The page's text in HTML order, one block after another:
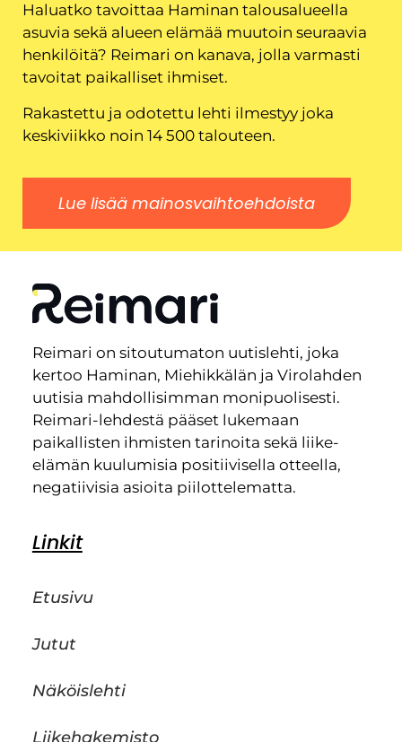
Haluatko tavoittaa Haminan talousalueella
asuvia sekä alueen elämää muutoin seuraavia
henkilöitä? Reimari on kanava, jolla varmasti
tavoitat paikalliset ihmiset.
Rakastettu ja odotettu lehti ilmestyy joka
keskiviikko noin 14 500 talouteen.
Lue lisää mainosvaihtoehdoista
Reimari on sitoutumaton uutislehti, joka
kertoo Haminan, Miehikkälän ja Virolahden
uutisia mahdollisimman monipuolisesti.
Reimari-lehdestä pääset lukemaan
paikallisten ihmisten tarinoita sekä liike-
elämän kuulumisia positiivisella otteella,
negatiivisia asioita piilottelematta.
Linkit
Etusivu
Jutut
Näköislehti
Liikehakemisto